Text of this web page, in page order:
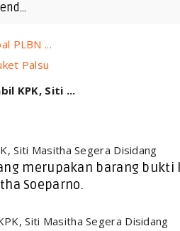
PLBN ...
Palsu
KPK, Siti ...
Siti Masitha Segera Disidang
merupakan barang bukti
Soeparno.